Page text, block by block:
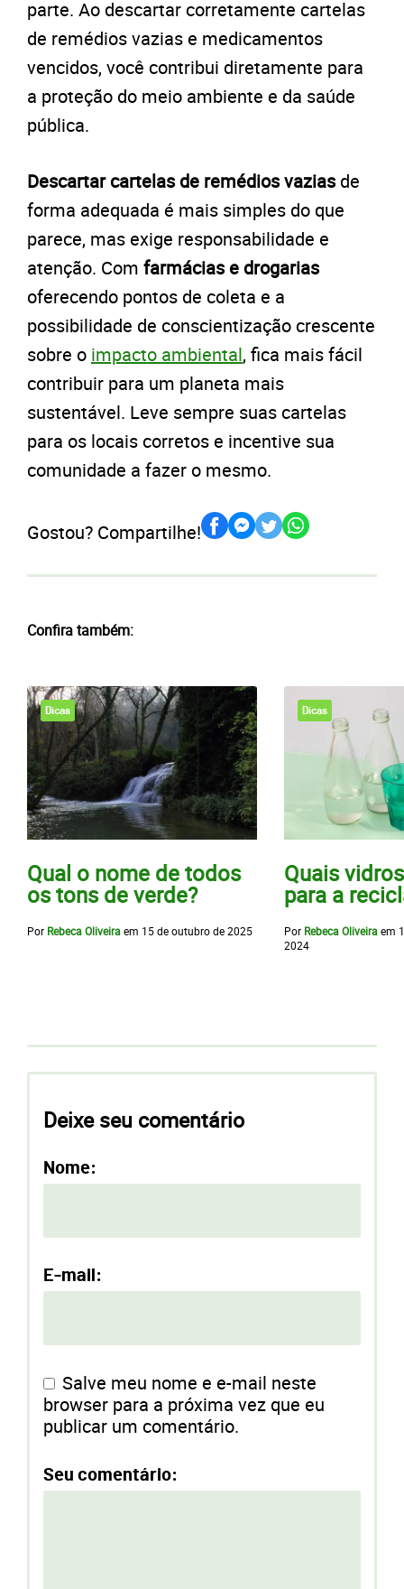
parte. Ao descartar corretamente cartelas
de remédios vazias e medicamentos
vencidos, você contribui diretamente para
a proteção do meio ambiente e da saúde
pública.
Descartar cartelas de remédios vaziasde
forma adequada é mais simples do que
parece, mas exige responsabilidade e
atenção. Com farmácias e drogarias
oferecendo pontos de coleta e a
possibilidade de conscientização crescente
sobre o impacto ambiental, fica mais fácil
contribuir para um planeta mais
sustentável. Leve sempre suas cartelas
para os locais corretos e incentive sua
comunidade a fazer o mesmo.
Gostou? Compartilhe!
Confira também:
Dicas
Qual o nome de todos
os tons de verde?
Por Rebeca Oliveiraem 15 de outubro de 2025
Dicas
Quais
para a
Por Rebeca Oliveiraem
2024
Deixe seu comentário
Nome:
E-mail:
Salve meu nome e e-mail neste
browser para a próxima vez que eu
publicar um comentário.
Seu comentário: